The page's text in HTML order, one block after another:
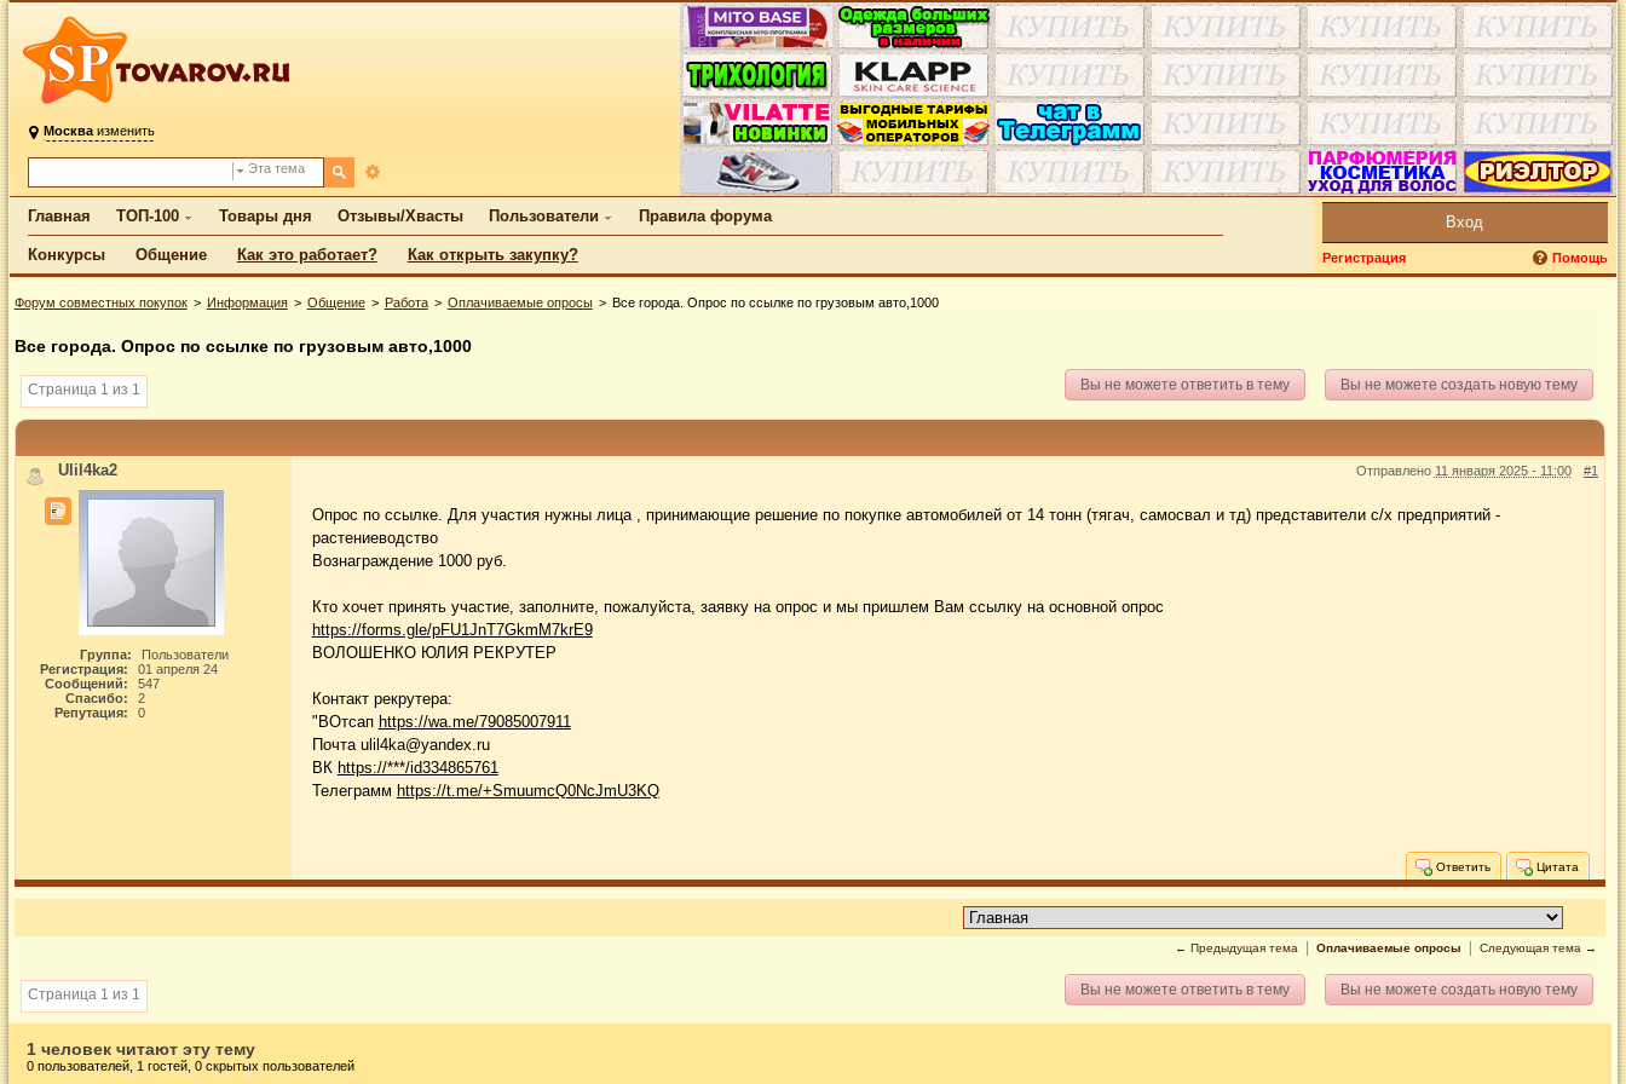
Москваизменить
Эта тема
Главная ТОП-100 Товары дня Отзывы/Хвасты Пользователи Правила форума
Конкурсы Общение Как это работает? Как открыть закупку?
Вход
Регистрация Помощь
Форум совместных покупок Информация Общение Работа Оплачиваемые опросы Все города. Опрос по ссылке по грузовым авто,1000
Все города. Опрос по ссылке по грузовым авто,1000
Страница 1 из 1 Вы не можете создать новую тему
Вы не можете ответить в тему
Ulil4ka2
Группа:
Пользователи
Регистрация:
01 апреля 24
Сообщений:
547
Спасибо:
2
Репутация:
0
#1
Отправлено 11 января 2025 - 11:00
Опрос по ссылке. Для участия нужны лица , принимающие решение по покупке автомобилей от 14 тонн (тягач, самосвал и тд) представители с/х предприятий -
растениеводство
Вознаграждение 1000 руб.
Кто хочет принять участие, заполните, пожалуйста, заявку на опрос и мы пришлем Вам ссылку на основной опрос
https://forms.gle/pFU1JnT7GkmM7krE9
ВОЛОШЕНКО ЮЛИЯ РЕКРУТЕР
Контакт рекрутера:
"ВОтсап https://wa.me/79085007911
Почта ulil4ka@yandex.ru
ВК https://***/id334865761
Телеграмм https://t.me/+SmuumcQ0NcJmU3KQ
Цитата
Ответить
← Предыдущая тема Оплачиваемые опросы Следующая тема →
Страница 1 из 1 Вы не можете создать новую тему
Вы не можете ответить в тему
1 человек читают эту тему
0 пользователей, 1 гостей, 0 скрытых пользователей